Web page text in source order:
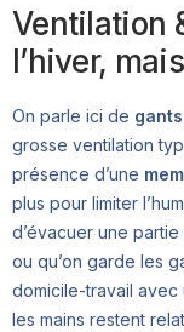
Ventilation
l’hiver,
On parle ici de
grosse ventilation
présence d’une
plus pour limiter
d’évacuer une
ou qu’on garde les
domicile-travail avec
les mains restent